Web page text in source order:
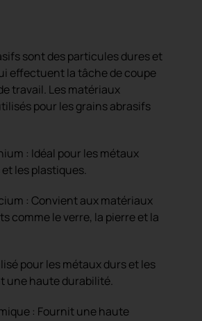
sont des particules dures et
effectuent la tâche de coupe
travail. Les matériaux
pour les grains abrasifs
: Idéal pour les métaux
les plastiques.
: Convient aux matériaux
comme le verre, la pierre et la
pour les métaux durs et les
une haute durabilité.
: Fournit une haute